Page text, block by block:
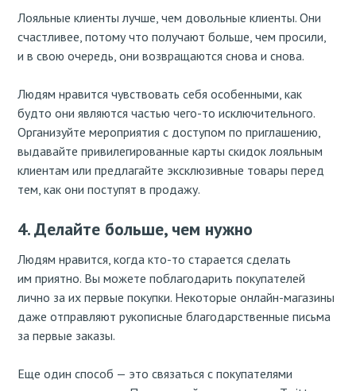
Лояльные клиенты лучше, чем довольные клиенты. Они
счастливее, потому что получают больше, чем просили,
и в свою очередь, они возвращаются снова и снова.
Людям нравится чувствовать себя особенными, как
будто они являются частью чего-то исключительного.
Организуйте мероприятия с доступом по приглашению,
выдавайте привилегированные карты скидок лояльным
клиентам или предлагайте эксклюзивные товары перед
тем, как они поступят в продажу.
4. Делайте больше, чем нужно
Людям нравится, когда кто-то старается сделать
им приятно. Вы можете поблагодарить покупателей
лично за их первые покупки. Некоторые онлайн-магазины
даже отправляют рукописные благодарственные письма
за первые заказы.
Еще один способ — это связаться с покупателями